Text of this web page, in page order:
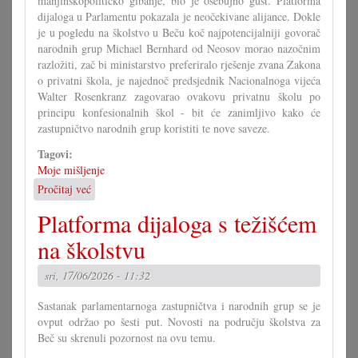
dijaloga u Parlamentu pokazala je neočekivane alijance. Dokle
je u pogledu na školstvo u Beču koč najpotencijalniji govorač
narodnih grup Michael Bernhard od Neosov morao nazočnim
razložiti, zač bi ministarstvo preferiralo rješenje zvana Zakona
o privatni škola, je najednoč predsjednik Nacionalnoga vijeća
Walter Rosenkranz zagovarao ovakovu privatnu školu po
principu konfesionalnih škol - bit će zanimljivo kako će
zastupničtvo narodnih grup koristiti te nove saveze.
Tagovi:
Moje mišljenje
Pročitaj već
Počinje
nova
era
u
Savjetu!?
Platforma dijaloga s težišćem
na školstvu
sri, 17/06/2026 - 11:32
Sastanak parlamentarnoga zastupničtva i narodnih grup se je
ovput održao po šesti put. Novosti na području školstva za
Beč su skrenuli pozornost na ovu temu.